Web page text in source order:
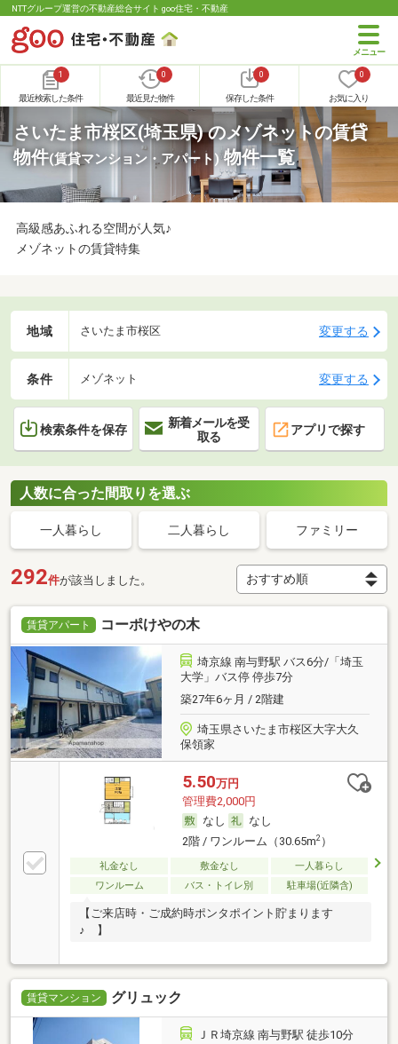
NTTグループ運営の不動産総合サイト goo住宅・不動産
1
最近検索した条件
0
最近見た物件
0
保存した条件
0
お気に入り
さいたま市桜区(埼玉県) のメゾネットの賃貸
物件(賃貸マンション・アパート)物件一覧
高級感あふれる空間が人気♪
メゾネットの賃貸特集
地域 さいたま市桜区 変更する
条件 メゾネット 変更する
検索条件を保存
新着メールを受
取る
アプリで探す
人数に合った間取りを選ぶ
一人暮らし 二人暮らし ファミリー
292件が該当しました。
賃貸アパート コーポけやの木
埼京線 南与野駅 バス6分/「埼玉
大学」バス停 停歩7分
築27年6ヶ月 / 2階建
埼玉県さいたま市桜区大字大久
保領家
5.50万円
管理費2,000円
なし
なし
2階 / ワンルーム（30.65m2）
礼金なし 敷金なし
一人暮らし
ワンルーム
バス・トイレ別 駐車場(近隣含)
【ご来店時・ご成約時ポンタポイント貯まります
♪ 】
賃貸マンション グリュック
ＪＲ埼京線 南与野駅 徒歩10分